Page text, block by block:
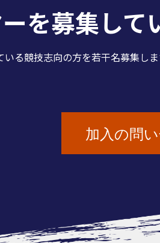
を募集して
る競技志向の方を若干名募集しま
加入の問